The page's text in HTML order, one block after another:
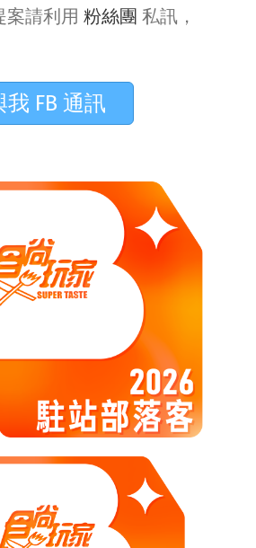
案請利用 粉絲團 私訊，
我 FB 通訊